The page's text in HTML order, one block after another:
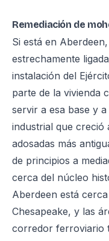
Remediación de
Si está en
estrechamente
instalación del
parte de la vivienda
servir a esa base y
industrial que
adosadas más
de principios a
cerca del núcleo
Aberdeen está
Chesapeake, y las
corredor ferroviario